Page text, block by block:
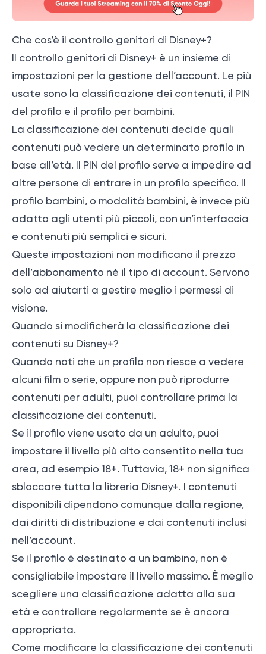
Che cos’è il controllo genitori di Disney+?
Il controllo genitori di Disney+ è un insieme di
impostazioni per la gestione dell’account. Le più
usate sono la classificazione dei contenuti, il PIN
del profilo e il profilo per bambini.
La classificazione dei contenuti decide quali
contenuti può vedere un determinato profilo in
base all’età. Il PIN del profilo serve a impedire ad
altre persone di entrare in un profilo specifico. Il
profilo bambini, o modalità bambini, è invece più
adatto agli utenti più piccoli, con un’interfaccia
e contenuti più semplici e sicuri.
Queste impostazioni non modificano il prezzo
dell’abbonamento né il tipo di account. Servono
solo ad aiutarti a gestire meglio i permessi di
visione.
Quando si modificherà la classificazione dei
contenuti su Disney+?
Quando noti che un profilo non riesce a vedere
alcuni film o serie, oppure non può riprodurre
contenuti per adulti, puoi controllare prima la
classificazione dei contenuti.
Se il profilo viene usato da un adulto, puoi
impostare il livello più alto consentito nella tua
area, ad esempio 18+. Tuttavia, 18+ non significa
sbloccare tutta la libreria Disney+. I contenuti
disponibili dipendono comunque dalla regione,
dai diritti di distribuzione e dai contenuti inclusi
nell’account.
Se il profilo è destinato a un bambino, non è
consigliabile impostare il livello massimo. È meglio
scegliere una classificazione adatta alla sua
età e controllare regolarmente se è ancora
appropriata.
Come modificare la classificazione dei contenuti